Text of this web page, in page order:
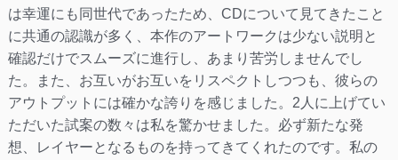
は幸運にも同世代であったため、CDについて見てきたこと
に共通の認識が多く、本作のアートワークは少ない説明と
確認だけでスムーズに進行し、あまり苦労しませんでし
た。また、お互いがお互いをリスペクトしつつも、彼らの
アウトプットには確かな誇りを感じました。2人に上げてい
ただいた試案の数々は私を驚かせました。必ず新たな発
想、レイヤーとなるものを持ってきてくれたのです。私の